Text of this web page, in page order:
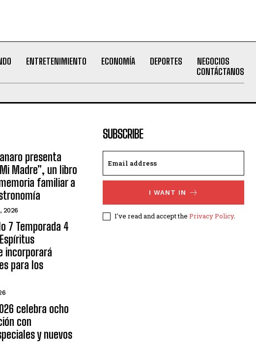
ENTRETENIMIENTO ECONOMÍA DEPORTES
NEGOCIOS
CONTÁCTANOS
presenta
Madre”, un libro
familiar a
2026
7 Temporada 4
incorporará
para los
celebra ocho
con
y nuevos
SUBSCRIBE
I WANT IN
I've read and accept the Privacy Policy.